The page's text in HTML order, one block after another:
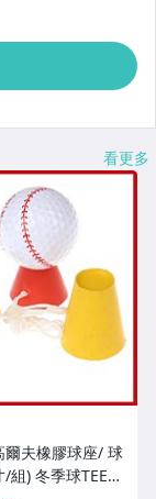
看更多
爾夫橡膠球座/ 球
/組) 冬季球TEE